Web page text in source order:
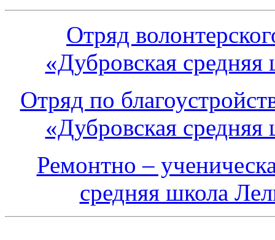
Отряд
«Дубровская
Отряд по
«Дубровская
Ремонтно –
средняя школа